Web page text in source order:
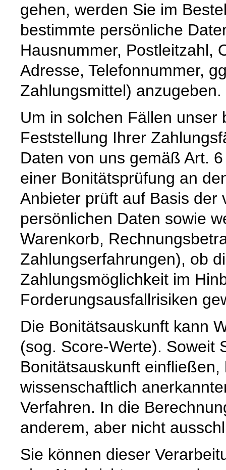
gehen, werden Sie im
bestimmte persönliche
Hausnummer, Postleitzahl,
Adresse, Telefonnummer,
Zahlungsmittel) anzugeben.
Um in solchen Fällen
Feststellung Ihrer
Daten von uns gemäß Art.
einer Bonitätsprüfung an
Anbieter prüft auf Basis der
persönlichen Daten sowie
Warenkorb,
Zahlungserfahrungen), ob
Zahlungsmöglichkeit im
Forderungsausfallrisiken
Die Bonitätsauskunft kann
(sog. Score-Werte). Soweit
Bonitätsauskunft
wissenschaftlich
Verfahren. In die
anderem, aber nicht
Sie können dieser